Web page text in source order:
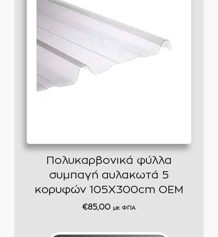
Πολυκαρβονικά φύλλα
συμπαγή αυλακωτά 5
κορυφών 105Χ300cm OEM
€85,00 με ΦΠΑ